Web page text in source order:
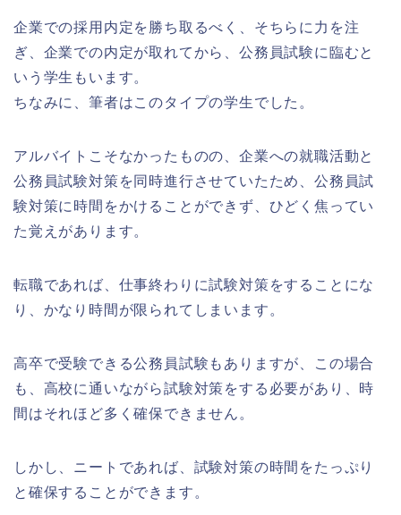
企業での採用内定を勝ち取るべく、そちらに力を注
ぎ、企業での内定が取れてから、公務員試験に臨むと
いう学生もいます。
ちなみに、筆者はこのタイプの学生でした。
アルバイトこそなかったものの、企業への就職活動と
公務員試験対策を同時進行させていたため、公務員試
験対策に時間をかけることができず、ひどく焦ってい
た覚えがあります。
転職であれば、仕事終わりに試験対策をすることにな
り、かなり時間が限られてしまいます。
高卒で受験できる公務員試験もありますが、この場合
も、高校に通いながら試験対策をする必要があり、時
間はそれほど多く確保できません。
しかし、ニートであれば、試験対策の時間をたっぷり
と確保することができます。